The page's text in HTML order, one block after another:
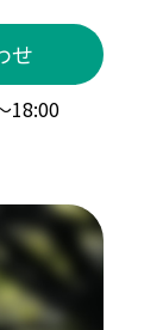
せ
18:00